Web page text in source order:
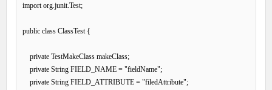
import org.junit.Test;
public class ClassTest {
    private TestMakeClass makeClass;
    private String FIELD_NAME = "fieldName";
    private String FIELD_ATTRIBUTE = "filedAttribute";